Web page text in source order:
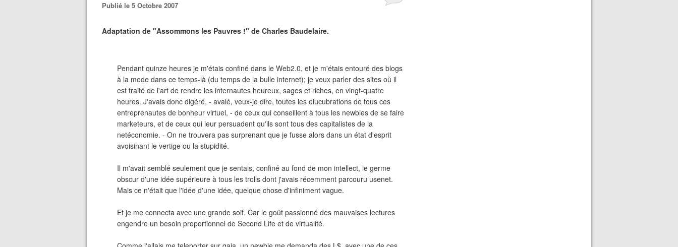
Publié le 5 Octobre 2007
Adaptation de "Assommons les Pauvres !" de Charles Baudelaire.
Pendant quinze heures je m'étais confiné dans le Web2.0, et je m'étais entouré des blogs
à la mode dans ce temps-là (du temps de la bulle internet); je veux parler des sites où il
est traité de l'art de rendre les internautes heureux, sages et riches, en vingt-quatre
heures. J'avais donc digéré, - avalé, veux-je dire, toutes les élucubrations de tous ces
entreprenautes de bonheur virtuel, - de ceux qui conseillent à tous les newbies de se faire
marketeurs, et de ceux qui leur persuadent qu'ils sont tous des capitalistes de la
netéconomie. - On ne trouvera pas surprenant que je fusse alors dans un état d'esprit
avoisinant le vertige ou la stupidité.
Il m'avait semblé seulement que je sentais, confiné au fond de mon intellect, le germe
obscur d'une idée supérieure à tous les trolls dont j'avais récemment parcouru usenet.
Mais ce n'était que l'idée d'une idée, quelque chose d'infiniment vague.
Et je me connecta avec une grande soif. Car le goût passionné des mauvaises lectures
engendre un besoin proportionnel de Second Life et de virtualité.